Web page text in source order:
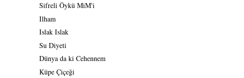
Sifreli Öykü MiM'i
Ilham
Islak Islak
Su Diyeti
Dünya da ki Cehennem
Küpe Çiçeği